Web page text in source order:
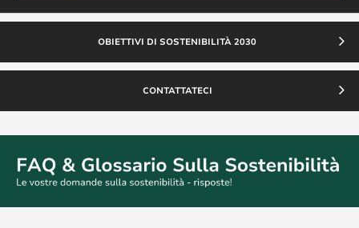
OBIETTIVI DI SOSTENIBILITÀ 2030
CONTATTATECI